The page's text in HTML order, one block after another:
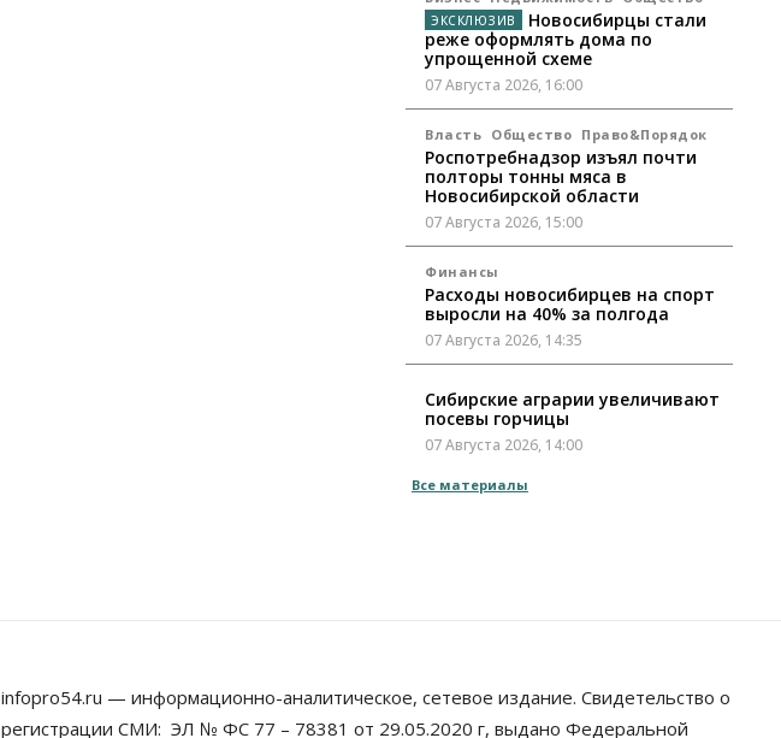
Новосибирцы стали
реже оформлять дома по
упрощенной схеме
07 Августа 2026, 16:00
Власть Общество Право&Порядок
Роспотребнадзор изъял почти
полторы тонны мяса в
Новосибирской области
07 Августа 2026, 15:00
Финансы
Расходы новосибирцев на спорт
выросли на 40% за полгода
07 Августа 2026, 14:35
Сибирские аграрии увеличивают
посевы горчицы
07 Августа 2026, 14:00
Власть
«поставили машины на прикол»
07 Августа 2026, 13:00
Все материалы
infopro54.ru — информационно-аналитическое, сетевое издание. Свидетельство о
регистрации СМИ: ЭЛ № ФС 77 – 78381 от 29.05.2020 г, выдано Федеральной